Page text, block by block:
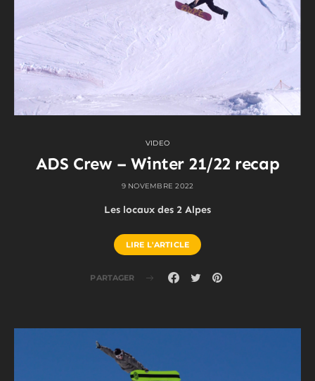
VIDEO
ADS Crew – Winter 21/22 recap
9 NOVEMBRE 2022
Les locaux des 2 Alpes
LIRE L'ARTICLE
PARTAGER